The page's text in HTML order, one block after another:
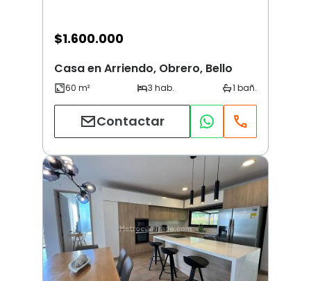
$1.600.000
Casa en Arriendo, Obrero, Bello
Contactar